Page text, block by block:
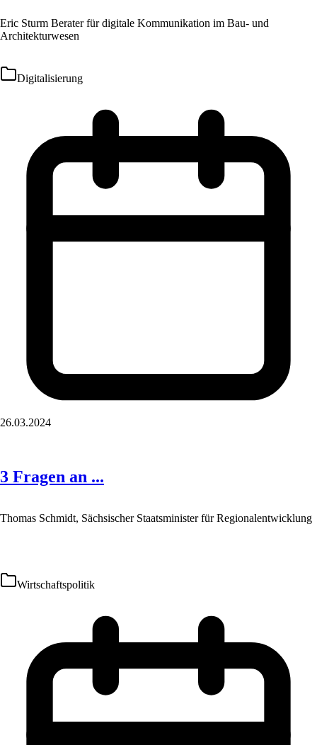
Eric Sturm Berater für digitale Kommunikation im Bau- und
Architekturwesen
Digitalisierung
26.03.2024
3 Fragen an ...
Thomas Schmidt, Sächsischer Staatsminister für Regionalentwicklung
Wirtschaftspolitik